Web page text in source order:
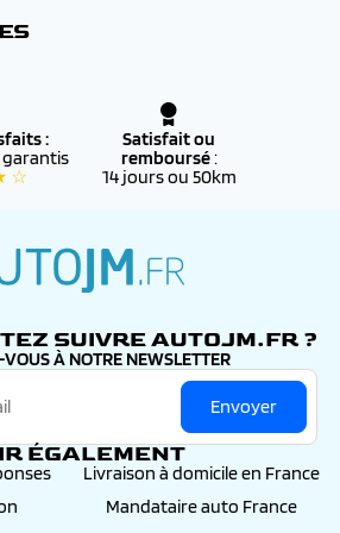
du combiné et
led intérieur associés aux modes de
mirrorlink, carplay, android auto
lunette arrière surteintées
:
garantis
☆
Satisfait ou
remboursé:
14 jours ou 50km
SUIVRE AUTOJM.FR ?
À NOTRE NEWSLETTER
Envoyer
ÉGALEMENT
Livraison à domicile en France
Mandataire auto France